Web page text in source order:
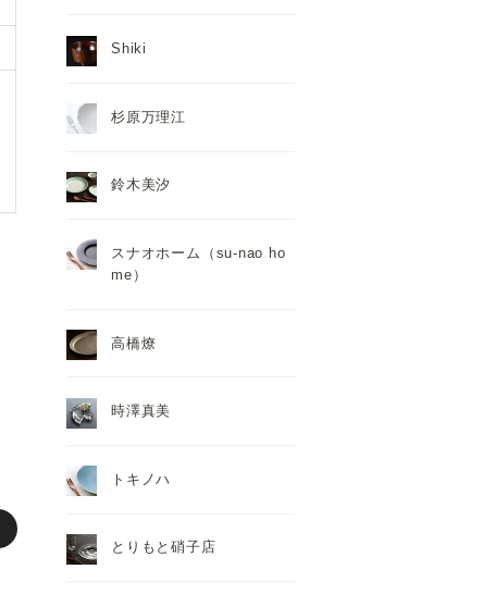
Shiki
杉原万理江
鈴木美汐
スナオホーム（su-nao ho
me）
高橋燎
時澤真美
トキノハ
とりもと硝子店